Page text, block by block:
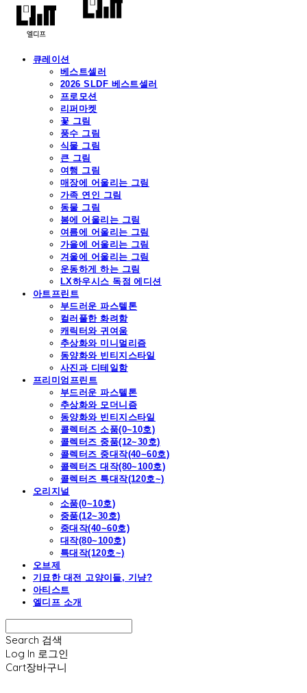
큐레이션
베스트셀러
2026 SLDF 베스트셀러
프로모션
리퍼마켓
꽃 그림
풍수 그림
식물 그림
큰 그림
여행 그림
매장에 어울리는 그림
가족 연인 그림
동물 그림
봄에 어울리는 그림
여름에 어울리는 그림
가을에 어울리는 그림
겨울에 어울리는 그림
운동하게 하는 그림
LX하우시스 독점 에디션
아트프린트
부드러운 파스텔톤
컬러풀한 화려함
캐릭터와 귀여움
추상화와 미니멀리즘
동양화와 빈티지스타일
사진과 디테일함
프리미엄프린트
부드러운 파스텔톤
추상화와 모더니즘
동양화와 빈티지스타일
콜렉터즈 소품(0~10호)
콜렉터즈 중품(12~30호)
콜렉터즈 중대작(40~60호)
콜렉터즈 대작(80~100호)
콜렉터즈 특대작(120호~)
오리지널
소품(0~10호)
중품(12~30호)
중대작(40~60호)
대작(80~100호)
특대작(120호~)
오브제
기묘한 대전 고양이들, 기냥?
아티스트
엘디프 소개
Search 검색
Log In 로그인
Cart장바구니